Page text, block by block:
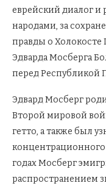
еврейский диалог и
народами, за
правды о Холокосте
Эдварда Мосберга
перед Республикой
Эдвард Мосберг
Второй мировой
гетто, а также был
концентрационного
годах Мосберг
распространением